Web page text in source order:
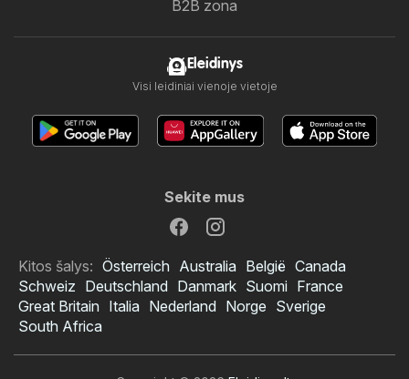
B2B zona
Eleidinys
Visi leidiniai vienoje vietoje
Sekite mus
Kitos šalys: Österreich Australia België Canada
Schweiz Deutschland Danmark Suomi France
Great Britain Italia Nederland Norge Sverige
South Africa